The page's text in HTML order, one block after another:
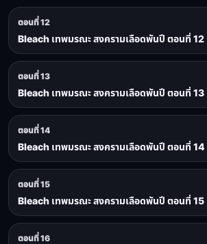
ตอนที่ 12
Bleach เทพมรณะ สงครามเลือดพันปี ตอนที่ 12
ตอนที่ 13
Bleach เทพมรณะ สงครามเลือดพันปี ตอนที่ 13
ตอนที่ 14
Bleach เทพมรณะ สงครามเลือดพันปี ตอนที่ 14
ตอนที่ 15
Bleach เทพมรณะ สงครามเลือดพันปี ตอนที่ 15
ตอนที่ 16